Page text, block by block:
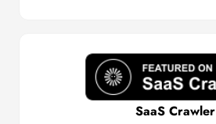
SaaS Crawler